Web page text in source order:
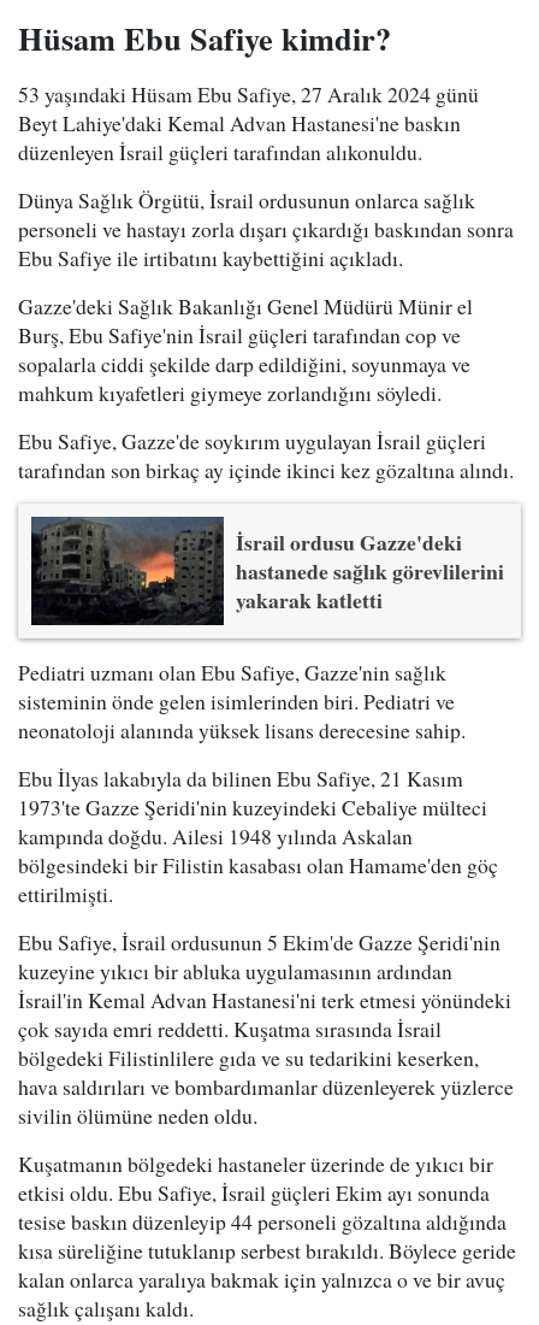
Hüsam Ebu Safiye kimdir?
53 yaşındaki Hüsam Ebu Safiye, 27 Aralık 2024 günü
Beyt Lahiye'daki Kemal Advan Hastanesi'ne baskın
düzenleyen İsrail güçleri tarafından alıkonuldu.
Dünya Sağlık Örgütü, İsrail ordusunun onlarca sağlık
personeli ve hastayı zorla dışarı çıkardığı baskından sonra
Ebu Safiye ile irtibatını kaybettiğini açıkladı.
Gazze'deki Sağlık Bakanlığı Genel Müdürü Münir el
Burş, Ebu Safiye'nin İsrail güçleri tarafından cop ve
sopalarla ciddi şekilde darp edildiğini, soyunmaya ve
mahkum kıyafetleri giymeye zorlandığını söyledi.
Ebu Safiye, Gazze'de soykırım uygulayan İsrail güçleri
tarafından son birkaç ay içinde ikinci kez gözaltına alındı.
İsrail ordusu Gazze'deki
hastanede sağlık görevlilerini
yakarak katletti
Pediatri uzmanı olan Ebu Safiye, Gazze'nin sağlık
sisteminin önde gelen isimlerinden biri. Pediatri ve
neonatoloji alanında yüksek lisans derecesine sahip.
Ebu İlyas lakabıyla da bilinen Ebu Safiye, 21 Kasım
1973'te Gazze Şeridi'nin kuzeyindeki Cebaliye mülteci
kampında doğdu. Ailesi 1948 yılında Askalan
bölgesindeki bir Filistin kasabası olan Hamame'den göç
ettirilmişti.
Ebu Safiye, İsrail ordusunun 5 Ekim'de Gazze Şeridi'nin
kuzeyine yıkıcı bir abluka uygulamasının ardından
İsrail'in Kemal Advan Hastanesi'ni terk etmesi yönündeki
çok sayıda emri reddetti. Kuşatma sırasında İsrail
bölgedeki Filistinlilere gıda ve su tedarikini keserken,
hava saldırıları ve bombardımanlar düzenleyerek yüzlerce
sivilin ölümüne neden oldu.
Kuşatmanın bölgedeki hastaneler üzerinde de yıkıcı bir
etkisi oldu. Ebu Safiye, İsrail güçleri Ekim ayı sonunda
tesise baskın düzenleyip 44 personeli gözaltına aldığında
kısa süreliğine tutuklanıp serbest bırakıldı. Böylece geride
kalan onlarca yaralıya bakmak için yalnızca o ve bir avuç
sağlık çalışanı kaldı.